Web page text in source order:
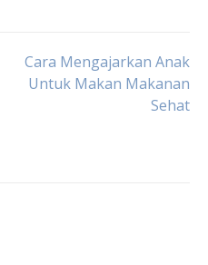
Cara Mengajarkan Anak
Untuk Makan Makanan
Sehat